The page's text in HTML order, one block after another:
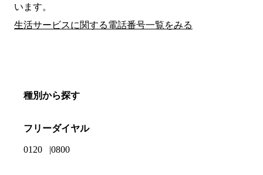
います。
生活サービスに関する電話番号一覧をみる
種別から探す
フリーダイヤル
0120 0800